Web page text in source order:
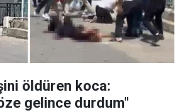
öldüren koca:
gelince durdum"